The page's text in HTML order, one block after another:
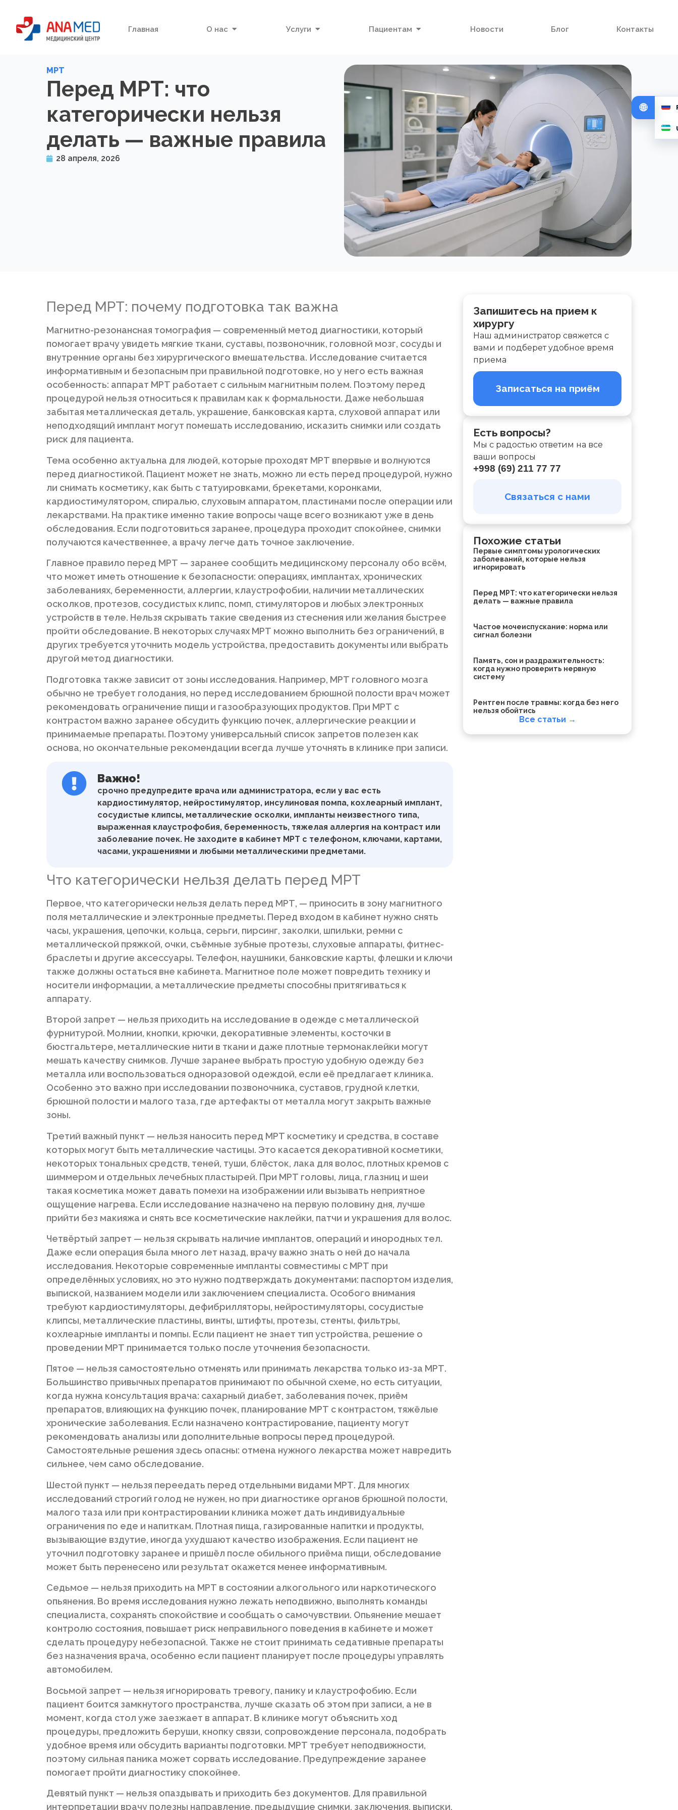
Главная О нас Услуги Пациентам Новости Блог Контакты
МРТ
Перед МРТ: что
категорически нельзя
делать — важные правила
28 апреля, 2026
Перед МРТ: почему подготовка так важна
Магнитно-резонансная томография — современный метод диагностики, который
помогает врачу увидеть мягкие ткани, суставы, позвоночник, головной мозг, сосуды и
внутренние органы без хирургического вмешательства. Исследование считается
информативным и безопасным при правильной подготовке, но у него есть важная
особенность: аппарат МРТ работает с сильным магнитным полем. Поэтому перед
процедурой нельзя относиться к правилам как к формальности. Даже небольшая
забытая металлическая деталь, украшение, банковская карта, слуховой аппарат или
неподходящий имплант могут помешать исследованию, исказить снимки или создать
риск для пациента.
Тема особенно актуальна для людей, которые проходят МРТ впервые и волнуются
перед диагностикой. Пациент может не знать, можно ли есть перед процедурой, нужно
ли снимать косметику, как быть с татуировками, брекетами, коронками,
кардиостимулятором, спиралью, слуховым аппаратом, пластинами после операции или
лекарствами. На практике именно такие вопросы чаще всего возникают уже в день
обследования. Если подготовиться заранее, процедура проходит спокойнее, снимки
получаются качественнее, а врачу легче дать точное заключение.
Главное правило перед МРТ — заранее сообщить медицинскому персоналу обо всём,
что может иметь отношение к безопасности: операциях, имплантах, хронических
заболеваниях, беременности, аллергии, клаустрофобии, наличии металлических
осколков, протезов, сосудистых клипс, помп, стимуляторов и любых электронных
устройств в теле. Нельзя скрывать такие сведения из стеснения или желания быстрее
пройти обследование. В некоторых случаях МРТ можно выполнить без ограничений, в
других требуется уточнить модель устройства, предоставить документы или выбрать
другой метод диагностики.
Подготовка также зависит от зоны исследования. Например, МРТ головного мозга
обычно не требует голодания, но перед исследованием брюшной полости врач может
рекомендовать ограничение пищи и газообразующих продуктов. При МРТ с
контрастом важно заранее обсудить функцию почек, аллергические реакции и
принимаемые препараты. Поэтому универсальный список запретов полезен как
основа, но окончательные рекомендации всегда лучше уточнять в клинике при записи.
Важно!
срочно предупредите врача или администратора, если у вас есть
кардиостимулятор, нейростимулятор, инсулиновая помпа, кохлеарный имплант,
сосудистые клипсы, металлические осколки, импланты неизвестного типа,
выраженная клаустрофобия, беременность, тяжелая аллергия на контраст или
заболевание почек. Не заходите в кабинет МРТ с телефоном, ключами, картами,
часами, украшениями и любыми металлическими предметами.
Что категорически нельзя делать перед МРТ
Первое, что категорически нельзя делать перед МРТ, — приносить в зону магнитного
поля металлические и электронные предметы. Перед входом в кабинет нужно снять
часы, украшения, цепочки, кольца, серьги, пирсинг, заколки, шпильки, ремни с
металлической пряжкой, очки, съёмные зубные протезы, слуховые аппараты, фитнес-
браслеты и другие аксессуары. Телефон, наушники, банковские карты, флешки и ключи
также должны остаться вне кабинета. Магнитное поле может повредить технику и
носители информации, а металлические предметы способны притягиваться к
аппарату.
Второй запрет — нельзя приходить на исследование в одежде с металлической
фурнитурой. Молнии, кнопки, крючки, декоративные элементы, косточки в
бюстгальтере, металлические нити в ткани и даже плотные термонаклейки могут
мешать качеству снимков. Лучше заранее выбрать простую удобную одежду без
металла или воспользоваться одноразовой одеждой, если её предлагает клиника.
Особенно это важно при исследовании позвоночника, суставов, грудной клетки,
брюшной полости и малого таза, где артефакты от металла могут закрыть важные
зоны.
Третий важный пункт — нельзя наносить перед МРТ косметику и средства, в составе
которых могут быть металлические частицы. Это касается декоративной косметики,
некоторых тональных средств, теней, туши, блёсток, лака для волос, плотных кремов с
шиммером и отдельных лечебных пластырей. При МРТ головы, лица, глазниц и шеи
такая косметика может давать помехи на изображении или вызывать неприятное
ощущение нагрева. Если исследование назначено на первую половину дня, лучше
прийти без макияжа и снять все косметические наклейки, патчи и украшения для волос.
Четвёртый запрет — нельзя скрывать наличие имплантов, операций и инородных тел.
Даже если операция была много лет назад, врачу важно знать о ней до начала
исследования. Некоторые современные импланты совместимы с МРТ при
определённых условиях, но это нужно подтверждать документами: паспортом изделия,
выпиской, названием модели или заключением специалиста. Особого внимания
требуют кардиостимуляторы, дефибрилляторы, нейростимуляторы, сосудистые
клипсы, металлические пластины, винты, штифты, протезы, стенты, фильтры,
кохлеарные импланты и помпы. Если пациент не знает тип устройства, решение о
проведении МРТ принимается только после уточнения безопасности.
Пятое — нельзя самостоятельно отменять или принимать лекарства только из-за МРТ.
Большинство привычных препаратов принимают по обычной схеме, но есть ситуации,
когда нужна консультация врача: сахарный диабет, заболевания почек, приём
препаратов, влияющих на функцию почек, планирование МРТ с контрастом, тяжёлые
хронические заболевания. Если назначено контрастирование, пациенту могут
рекомендовать анализы или дополнительные вопросы перед процедурой.
Самостоятельные решения здесь опасны: отмена нужного лекарства может навредить
сильнее, чем само обследование.
Шестой пункт — нельзя переедать перед отдельными видами МРТ. Для многих
исследований строгий голод не нужен, но при диагностике органов брюшной полости,
малого таза или при контрастировании клиника может дать индивидуальные
ограничения по еде и напиткам. Плотная пища, газированные напитки и продукты,
вызывающие вздутие, иногда ухудшают качество изображения. Если пациент не
уточнил подготовку заранее и пришёл после обильного приёма пищи, обследование
может быть перенесено или результат окажется менее информативным.
Седьмое — нельзя приходить на МРТ в состоянии алкогольного или наркотического
опьянения. Во время исследования нужно лежать неподвижно, выполнять команды
специалиста, сохранять спокойствие и сообщать о самочувствии. Опьянение мешает
контролю состояния, повышает риск неправильного поведения в кабинете и может
сделать процедуру небезопасной. Также не стоит принимать седативные препараты
без назначения врача, особенно если пациент планирует после процедуры управлять
автомобилем.
Восьмой запрет — нельзя игнорировать тревогу, панику и клаустрофобию. Если
пациент боится замкнутого пространства, лучше сказать об этом при записи, а не в
момент, когда стол уже заезжает в аппарат. В клинике могут объяснить ход
процедуры, предложить беруши, кнопку связи, сопровождение персонала, подобрать
удобное время или обсудить варианты подготовки. МРТ требует неподвижности,
поэтому сильная паника может сорвать исследование. Предупреждение заранее
помогает пройти диагностику спокойнее.
Девятый пункт — нельзя опаздывать и приходить без документов. Для правильной
интерпретации врачу полезны направление, предыдущие снимки, заключения, выписки,
Запишитесь на прием к
хирургу
Наш администратор свяжется с
вами и подберет удобное время
приема
Записаться на приём
Есть вопросы?
Мы с радостью ответим на все
ваши вопросы
+998 (69) 211 77 77
Связаться с нами
Похожие статьи
Первые симптомы урологических
заболеваний, которые нельзя
игнорировать
Перед МРТ: что категорически нельзя
делать — важные правила
Частое мочеиспускание: норма или
сигнал болезни
Память, сон и раздражительность:
когда нужно проверить нервную
систему
Рентген после травмы: когда без него
нельзя обойтись
Все статьи →